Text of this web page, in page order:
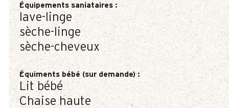
Équipements saniataires:
lave-linge
sèche-linge
sèche-cheveux
Équiments bébé (sur demande):
Lit bébé
Chaise haute